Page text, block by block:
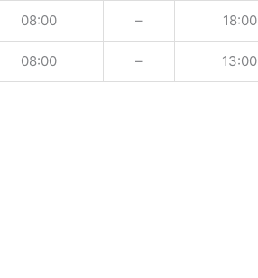
08:00 – 18:00
08:00 – 13:00